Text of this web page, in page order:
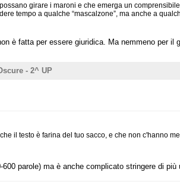
girare i maroni e che emerga un
tempo a qualche “mascalzone”, ma anche a
è fatta per essere giuridica. Ma nemmeno per il
- 2^ UP
il testo è farina del tuo sacco, e che non c'hanno
parole) ma è anche complicato stringere di